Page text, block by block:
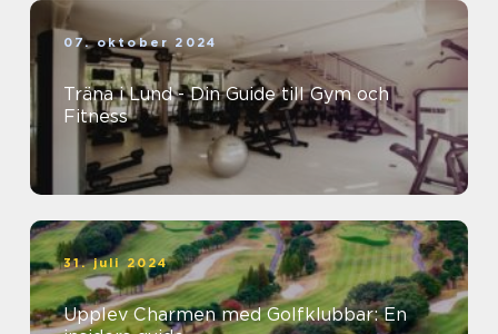
07. oktober 2024
Träna i Lund - Din Guide till Gym och
Fitness
31. juli 2024
Upplev Charmen med Golfklubbar: En